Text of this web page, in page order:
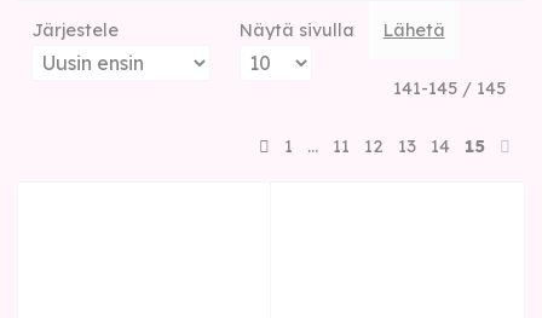
Järjestele Näytä sivulla Lähetä
141-145 / 145
1 … 11 12 13 14 15